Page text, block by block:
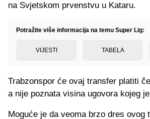
na Svjetskom prvenstvu u Kataru.
Potražite više informacija na temu Super Lig:
VIJESTI TABELA
Trabzonspor će ovaj transfer platiti
a nije poznata visina ugovora kojeg
Moguće je da veoma brzo dres ovog